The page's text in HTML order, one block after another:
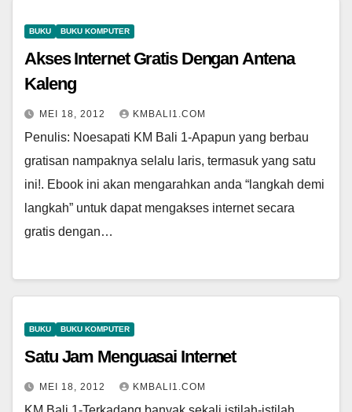
BUKU BUKU KOMPUTER
Akses Internet Gratis Dengan Antena
Kaleng
MEI 18, 2012 KMBALI1.COM
Penulis: Noesapati KM Bali 1-Apapun yang berbau
gratisan nampaknya selalu laris, termasuk yang satu
ini!. Ebook ini akan mengarahkan anda “langkah demi
langkah” untuk dapat mengakses internet secara
gratis dengan…
BUKU BUKU KOMPUTER
Satu Jam Menguasai Internet
MEI 18, 2012 KMBALI1.COM